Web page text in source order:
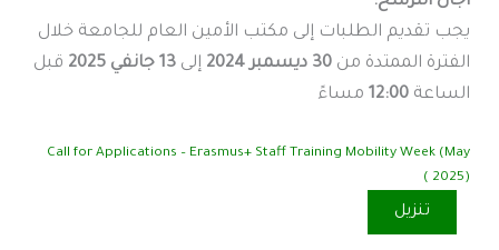
يجب تقديم الطلبات إلى مكتب الأمين العام للجامعة خلال
الفترة الممتدة من30 ديسمبر 2024 إلى13 جانفي 2025
قبل
الساعة12:00 مساءً
Call for Applications – Erasmus+ Staff Training Mobility Week (May
2025) )
تنزيل